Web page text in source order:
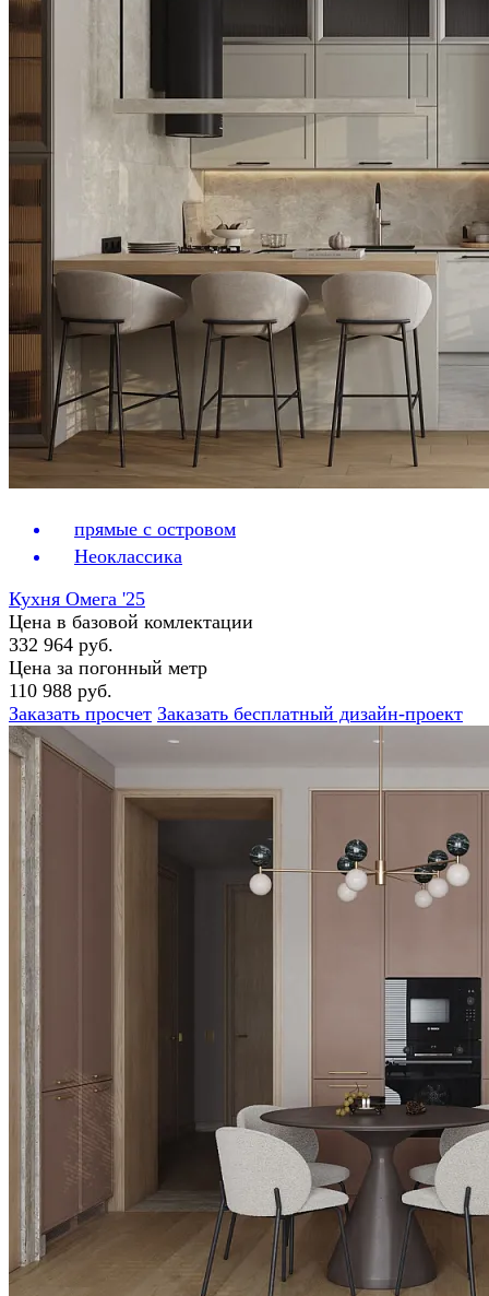
прямые с островом
Неоклассика
Кухня Омега '25
Цена в базовой комлектации
332 964 руб.
Цена за погонный метр
110 988 руб.
Заказать просчет Заказать бесплатный дизайн-проект